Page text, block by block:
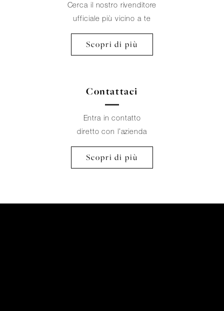
Cerca il nostro rivenditore
ufficiale più vicino a te
Scopri di più
Contattaci
Entra in contatto
diretto con l’azienda
Scopri di più